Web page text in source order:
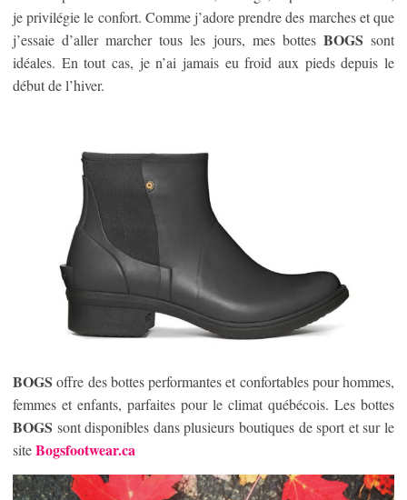
je privilégie le confort. Comme j’adore prendre des marches et que
j’essaie d’aller marcher tous les jours, mes bottes BOGS sont
idéales. En tout cas, je n’ai jamais eu froid aux pieds depuis le
début de l’hiver.
BOGS offre des bottes performantes et confortables pour hommes,
femmes et enfants, parfaites pour le climat québécois. Les bottes
BOGS sont disponibles dans plusieurs boutiques de sport et sur le
siteBogsfootwear.ca